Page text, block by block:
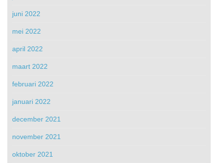
juni 2022
mei 2022
april 2022
maart 2022
februari 2022
januari 2022
december 2021
november 2021
oktober 2021